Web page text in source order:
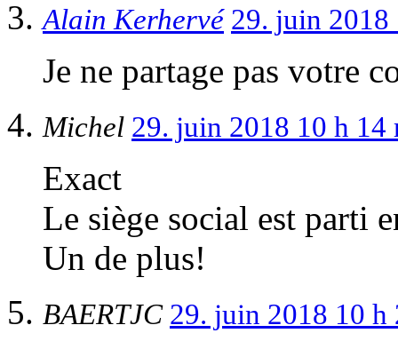
Alain Kerhervé 29. juin
Je ne partage pas votre
Michel 29. juin 2018 10 h
Exact
Le siège social est parti
Un de plus!
BAERTJC 29. juin 2018 10